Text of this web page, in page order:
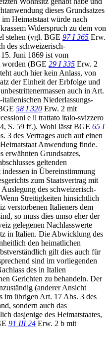
dieses Grundsatzes
Heimatstaat würde nach
Widerspruch zu dem von
stehen (vgl. BGE 97 I 365 Erw.
des schweizerisch-
Juni 1869 ist vom
worden (BGE 29 I 335 Erw. 2
auch hier kein Anlass, von
der Einheit der Erbfolge und
auch in Art.
Niederlassungs-
58 I 320 Erw. 2 mit
e il trattato italo-svizzero
S. 59 ff.). Wohl lässt BGE 65 I
3 des Vertrages auch auf einen
Anwendung finde.
erwähnten Grundsatzes,
geltenden
in Übereinstimmung
zum Staatsvertrag mit
des schweizerisch-
Streitigkeiten hinsichtlich
verstorbenen Italieners dem
so muss dies umso eher der
gelegenen Nachlasswerte
in Italien. Die Abwicklung des
den heimatlichen
gilt dies auch für
sind im vorliegenden
des in Italien
Gerichten zu behandeln. Der
(anderer Ansicht
im übrigen Art. 17 Abs. 3 des
sondern auch das
dasjenige des Heimatstaates,
91 III 24 Erw. 2 b mit